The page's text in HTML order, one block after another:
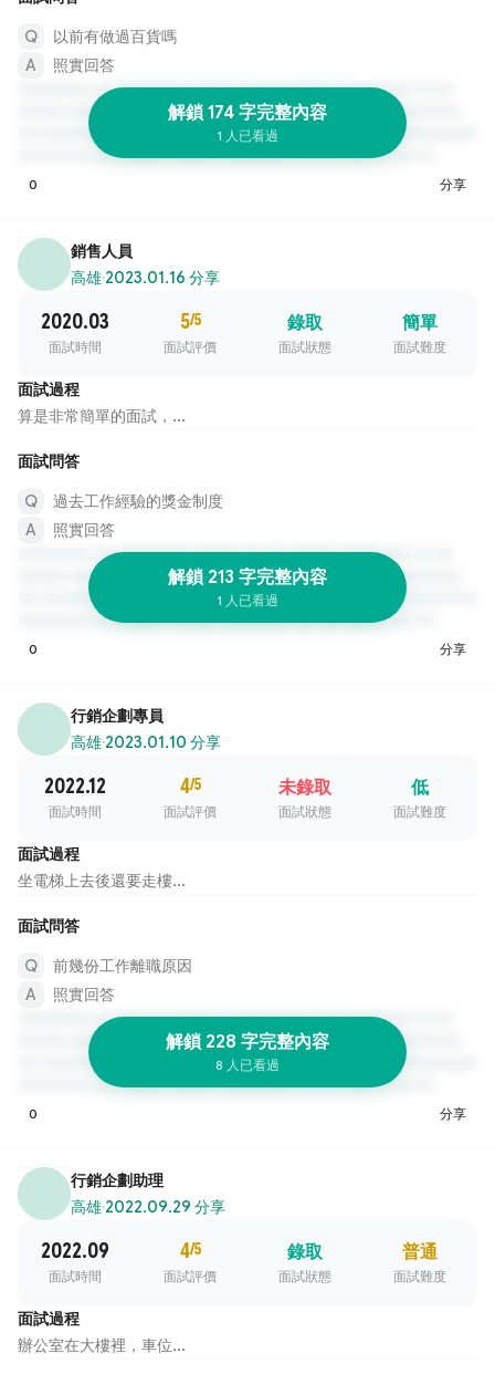
以前有做過百貨嗎
照實回答
解鎖 174 字完整內容
1 人已看過
0 分享
銷售人員
高雄·2023.01.16 分享
2020.03
面試時間
5/5
面試評價
錄取
面試狀態
簡單
面試難度
面試過程
算是非常簡單的面試，...
面試問答
過去工作經驗的獎金制度
照實回答
解鎖 213 字完整內容
1 人已看過
0 分享
行銷企劃專員
高雄·2023.01.10 分享
2022.12
面試時間
4/5
面試評價
未錄取
面試狀態
低
面試難度
面試過程
坐電梯上去後還要走樓...
面試問答
前幾份工作離職原因
照實回答
解鎖 228 字完整內容
8 人已看過
0 分享
行銷企劃助理
高雄·2022.09.29 分享
2022.09
面試時間
4/5
面試評價
錄取
面試狀態
普通
面試難度
面試過程
辦公室在大樓裡，車位...